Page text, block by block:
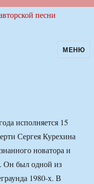
авторскойМЕНЮ
исполняется 15
Сергея Курехина
новатора и
Он был одной из
1980-х. В